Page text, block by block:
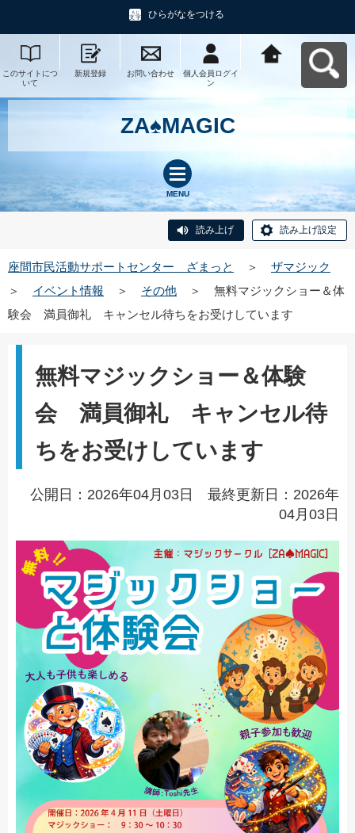
ひらがなをつける
このサイトにつ
いて
新規登録 お問い合わせ
個人会員ログイ
ン
ZA♠MAGIC
MENU
読み上げ 読み上げ設定
座間市民活動サポートセンター ざまっと ＞
ザマジック
＞
イベント情報 ＞ その他 ＞
無料マジックショー＆体
験会 満員御礼 キャンセル待ちをお受けしています
無料マジックショー＆体験
会 満員御礼 キャンセル待
ちをお受けしています
公開日：2026年04月03日 最終更新日：2026年
04月03日